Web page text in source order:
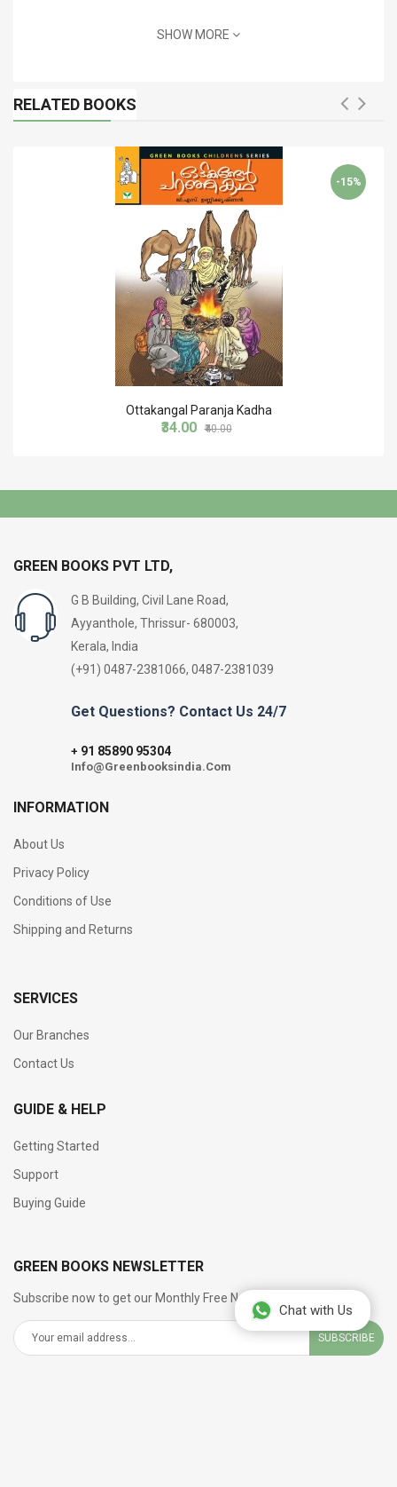
Chat with Us
SHOW MORE
RELATED BOOKS
-15%
Ottakangal Paranja Kadha
₹34.00 ₹40.00
GREEN BOOKS PVT LTD,
G B Building, Civil Lane Road,
Ayyanthole, Thrissur- 680003,
Kerala, India
(+91) 0487-2381066, 0487-2381039
Get Questions? Contact Us 24/7
+ 91 85890 95304
Info@Greenbooksindia.Com
INFORMATION
About Us
Privacy Policy
Conditions of Use
Shipping and Returns
SERVICES
Our Branches
Contact Us
GUIDE & HELP
Getting Started
Support
Buying Guide
GREEN BOOKS NEWSLETTER
Subscribe now to get our Monthly Free Newsletter
SUBSCRIBE